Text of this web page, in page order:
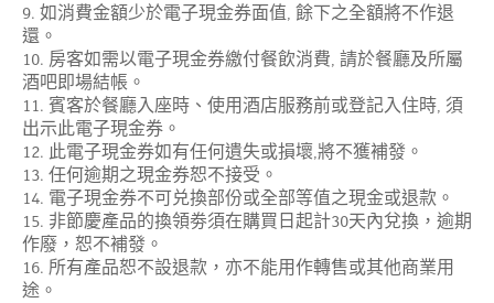
9. 如消費金額少於電子現金券面值, 餘下之全額將不作退
還。
10. 房客如需以電子現金券繳付餐飲消費, 請於餐廳及所屬
酒吧即場結帳。
11. 賓客於餐廳入座時、使用酒店服務前或登記入住時, 須
出示此電子現金券。
12. 此電子現金券如有任何遺失或損壞,將不獲補發。
13. 任何逾期之現金券恕不接受。
14. 電子現金券不可兑換部份或全部等值之現金或退款。
15. 非節慶產品的換領劵須在購買日起計30天內兌換，逾期
作廢，恕不補發。
16. 所有產品恕不設退款，亦不能用作轉售或其他商業用
途。